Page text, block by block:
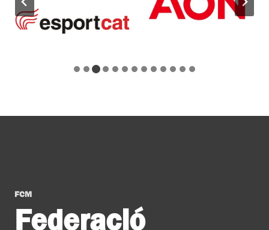
FCM
Federació